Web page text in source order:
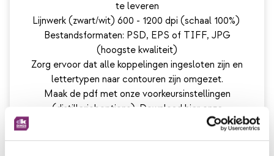
te leveren
Lijnwerk (zwart/wit) 600 - 1200 dpi (schaal 100%)
Bestandsformaten: PSD, EPS of TIFF, JPG
(hoogste kwaliteit)
Zorg ervoor dat alle koppelingen ingesloten zijn en
lettertypen naar contouren zijn omgezet.
Maak de pdf met onze voorkeursinstellingen
(distillerjoboptions). Download hier onze